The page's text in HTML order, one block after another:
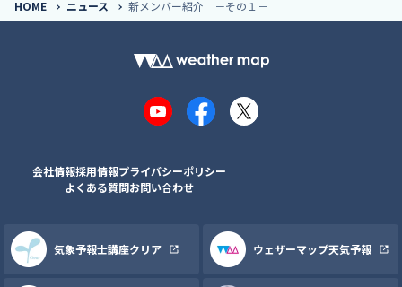
HOME ニュース 新メンバー紹介 －その１－
YouTubeFacebook
X
会社情報採用情報プライバシーポリシー
よくある質問お問い合わせ
気象予報士講座クリア ウェザーマップ天気予報